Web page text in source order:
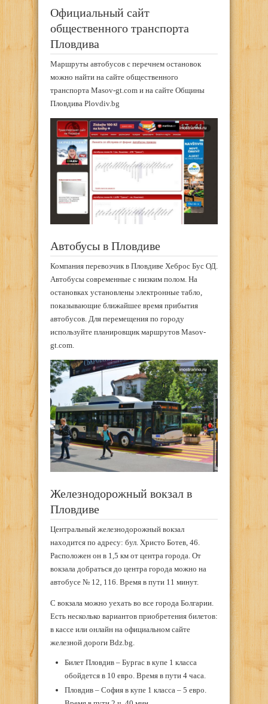
Официальный сайт
общественного транспорта
Пловдива
Маршруты автобусов с перечнем остановок
можно найти на сайте общественного
транспорта Masov-gt.com и на сайте Общины
Пловдива Plovdiv.bg
Автобусы в Пловдиве
Компания перевозчик в Пловдиве Хеброс Бус ОД.
Автобусы современные с низким полом. На
остановках установлены электронные табло,
показывающие ближайшее время прибытия
автобусов. Для перемещения по городу
используйте планировщик маршрутов Masov-
gt.com.
Железнодорожный вокзал в
Пловдиве
Центральный железнодорожный вокзал
находится по адресу: бул. Христо Ботев, 46.
Расположен он в 1,5 км от центра города. От
вокзала добраться до центра города можно на
автобусе № 12, 116. Время в пути 11 минут.
С вокзала можно уехать во все города Болгарии.
Есть несколько вариантов приобретения билетов:
в кассе или онлайн на официальном сайте
железной дороги Bdz.bg.
Билет Пловдив – Бургас в купе 1 класса
обойдется в 10 евро. Время в пути 4 часа.
Пловдив – София в купе 1 класса – 5 евро.